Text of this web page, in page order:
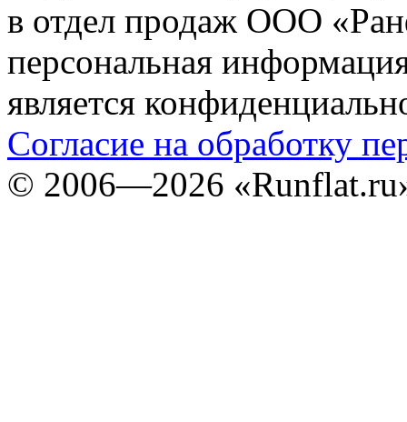
в отдел продаж ООО
персональная
является
Согласие на обработку
© 2006—2026